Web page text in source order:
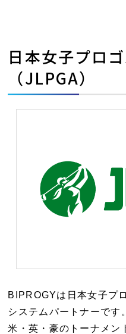
日本女子プロ
（JLPGA）
BIPROGYは日本女子プ
システムパートナーです。
米・英・豪のトーナメン